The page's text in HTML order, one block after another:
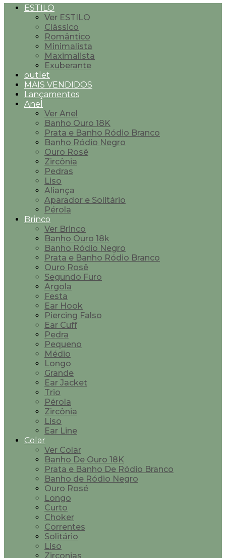
ESTILO
Ver ESTILO
Clássico
Romântico
Minimalista
Maximalista
Exuberante
outlet
MAIS VENDIDOS
Lançamentos
Anel
Ver Anel
Banho Ouro 18K
Prata e Banho Ródio Branco
Banho Ródio Negro
Ouro Rosê
Zircônia
Pedras
Liso
Aliança
Aparador e Solitário
Pérola
Brinco
Ver Brinco
Banho Ouro 18k
Banho Ródio Negro
Prata e Banho Ródio Branco
Ouro Rosê
Segundo Furo
Argola
Festa
Ear Hook
Piercing Falso
Ear Cuff
Pedra
Pequeno
Médio
Longo
Grande
Ear Jacket
Trio
Pérola
Zircônia
Liso
Ear Line
Colar
Ver Colar
Banho De Ouro 18K
Prata e Banho De Ródio Branco
Banho de Ródio Negro
Ouro Rosé
Longo
Curto
Choker
Correntes
Solitário
Liso
Zirconias